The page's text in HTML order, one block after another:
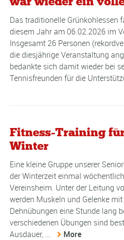
Das traditionelle Grünkohlessen
diesem Jahr am 06.02.2026 im
Insgesamt 26 Personen
die diesjährige Veranstaltung
bedankte sich damit wieder bei
Tennisfreunden für die
Fitness-Training
Winter
Eine kleine Gruppe unserer
der Winterzeit einmal
Vereinsheim. Unter der Leitung
werden Muskeln und Gelenke
Dehnübungen eine Stunde lang
verschiedenen Übungen sind
Ausdauer, ...
More